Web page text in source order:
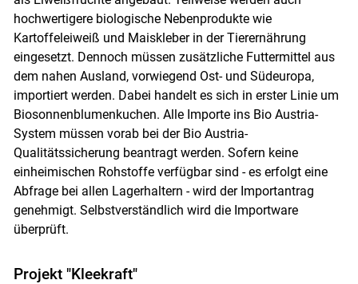
hochwertigere biologische Nebenprodukte wie
Kartoffeleiweiß und Maiskleber in der Tierernährung
eingesetzt. Dennoch müssen zusätzliche Futtermittel aus
dem nahen Ausland, vorwiegend Ost- und Südeuropa,
importiert werden. Dabei handelt es sich in erster Linie um
Biosonnenblumenkuchen. Alle Importe ins Bio Austria-
System müssen vorab bei der Bio Austria-
Qualitätssicherung beantragt werden. Sofern keine
einheimischen Rohstoffe verfügbar sind - es erfolgt eine
Abfrage bei allen Lagerhaltern - wird der Importantrag
genehmigt. Selbstverständlich wird die Importware
überprüft.
Projekt "Kleekraft"